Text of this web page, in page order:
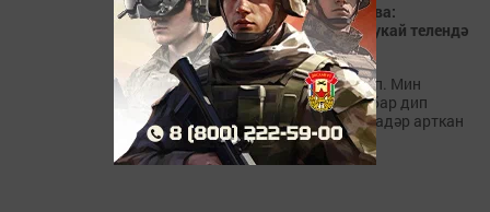
Журналист Финзия Газизова:
Австралиядәге татарлар Тукай телендә
сөйләшә
«Австралиядә татарлар күп. Мин
күченгәндә 500-600 татар бар дип
әйтәләр иде, ул сан меңгә кадәр арткан
дип уйлыйм», - диде ул.